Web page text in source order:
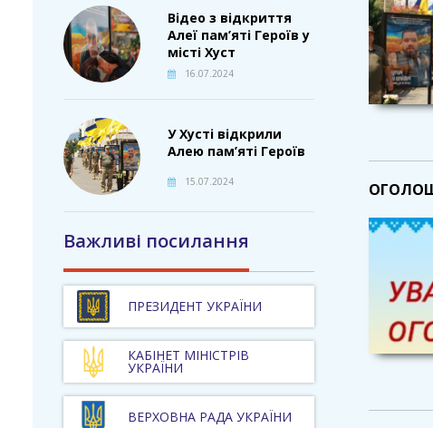
Відео з відкриття
Алеї пам’яті Героїв у
місті Хуст
16.07.2024
У Хусті відкрили
Алею пам’яті Героїв
15.07.2024
Важливі посилання
ПРЕЗИДЕНТ УКРАЇНИ
КАБІНЕТ МІНІСТРІВ
УКРАЇНИ
ВЕРХОВНА РАДА УКРАЇНИ